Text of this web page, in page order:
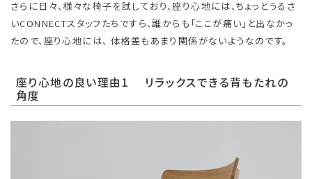
さらに日々、様々な椅子を試しており、座り心地には、ちょっとうるさ
いCONNECTスタッフたちですら、誰からも「ここが痛い」と出なかっ
たので、座り心地には、 体格差もあまり関係がないようなのです。
座り心地の良い理由1 リラックスできる背もたれの
角度